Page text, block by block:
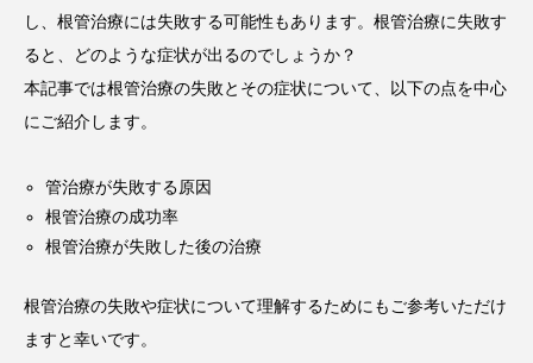
し、根管治療には失敗する可能性もあります。根管治療に失敗す
ると、どのような症状が出るのでしょうか？
本記事では根管治療の失敗とその症状について、以下の点を中心
にご紹介します。
管治療が失敗する原因
根管治療の成功率
根管治療が失敗した後の治療
根管治療の失敗や症状について理解するためにもご参考いただけ
ますと幸いです。